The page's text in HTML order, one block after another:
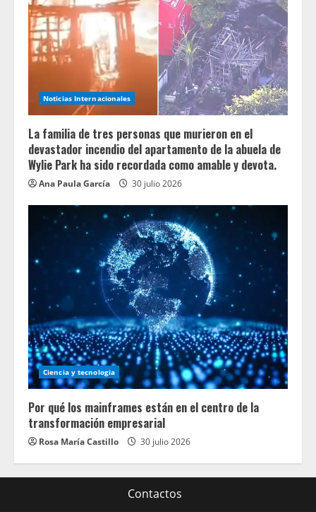
Noticias Internacionales
La familia de tres personas que murieron en el
devastador incendio del apartamento de la abuela de
Wylie Park ha sido recordada como amable y devota.
Ana Paula García 30 julio 2026
Ciencia y tecnologia
Por qué los mainframes están en el centro de la
transformación empresarial
Rosa María Castillo 30 julio 2026
Contactos